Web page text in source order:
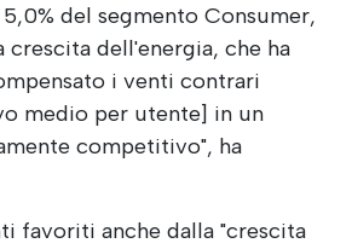
del segmento Consumer,
crescita dell'energia, che ha
i venti contrari
medio per utente] in un
competitivo", ha
favoriti anche dalla "crescita